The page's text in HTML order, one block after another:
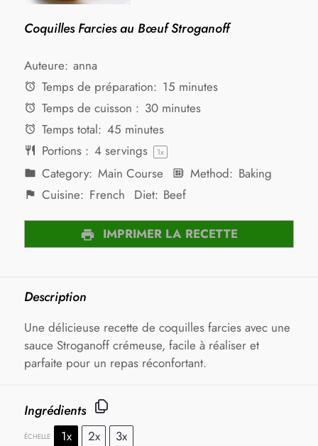
Coquilles Farcies au Bœuf Stroganoff
Auteure: anna
Temps de préparation: 15 minutes
Temps de cuisson : 30 minutes
Temps total: 45 minutes
Portions : 4servings 1x
Category: Main Course Method: Baking
Cuisine: French Diet: Beef
IMPRIMER LA RECETTE
Description
Une délicieuse recette de coquilles farcies avec une
sauce Stroganoff crémeuse, facile à réaliser et
parfaite pour un repas réconfortant.
Ingrédients
ÉCHELLE 1x 2x 3x